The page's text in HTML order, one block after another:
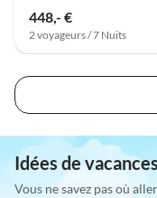
448,- €
2 voyageurs / 7 Nuits
Idées de vacances
Vous ne savez pas où